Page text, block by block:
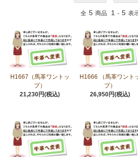
全 5 商品 1 - 5 表
H1667（馬革ワントッ
プ）
21,230円(税込)
H1666 （馬革ワント
プ）
26,950円(税込)